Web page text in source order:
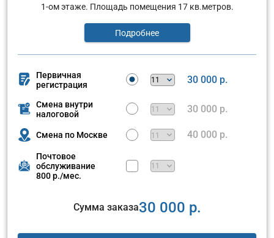
1-ом этаже. Площадь помещения 17 кв.метров.
Подробнее
Первичная
регистрация
30 000 р.
Смена внутри
налоговой
30 000 р.
Смена по Москве 40 000 р.
Почтовое
обслуживание
800 р./мес.
Сумма заказа30 000 р.